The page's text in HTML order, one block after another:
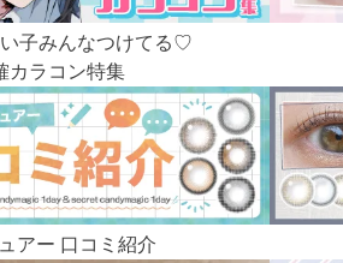
い子みんなつけてる♡
カラコン特集
アー 口コミ紹介